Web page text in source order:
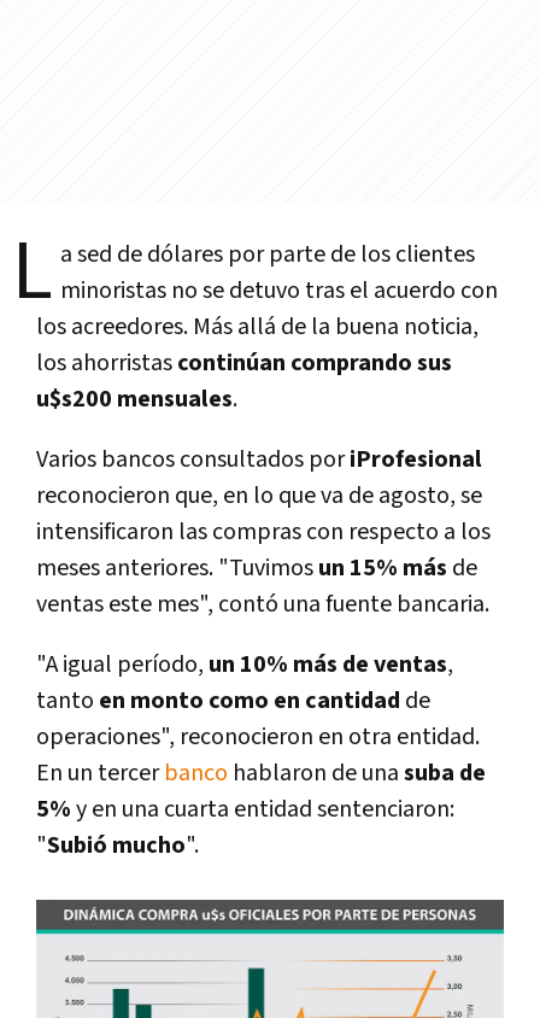
L a sed de dólares por parte de los clientes
minoristas no se detuvo tras el acuerdo con
los acreedores. Más allá de la buena noticia,
los ahorristascontinúan comprando sus
u$s200 mensuales.
Varios bancos consultados poriProfesional
reconocieron que, en lo que va de agosto, se
intensificaron las compras con respecto a los
meses anteriores. "Tuvimosun 15% más de
ventas este mes", contó una fuente bancaria.
"A igual período, un 10% más de ventas,
tanto en monto como en cantidad de
operaciones", reconocieron en otra entidad.
En un tercerbanco hablaron de unasuba de
5%y en una cuarta entidad sentenciaron:
"Subió mucho".